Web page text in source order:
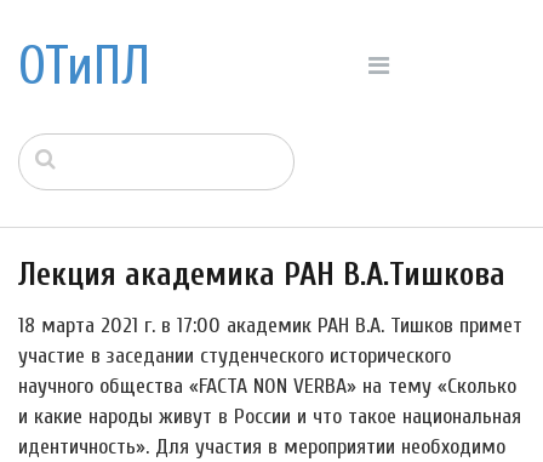
ОТиПЛ
Лекция академика РАН В.А.Тишкова
18 марта 2021 г. в 17:00 академик РАН В.А. Тишков примет
участие в заседании студенческого исторического
научного общества «FACTA NON VERBA» на тему «Сколько
и какие народы живут в России и что такое национальная
идентичность». Для участия в мероприятии необходимо